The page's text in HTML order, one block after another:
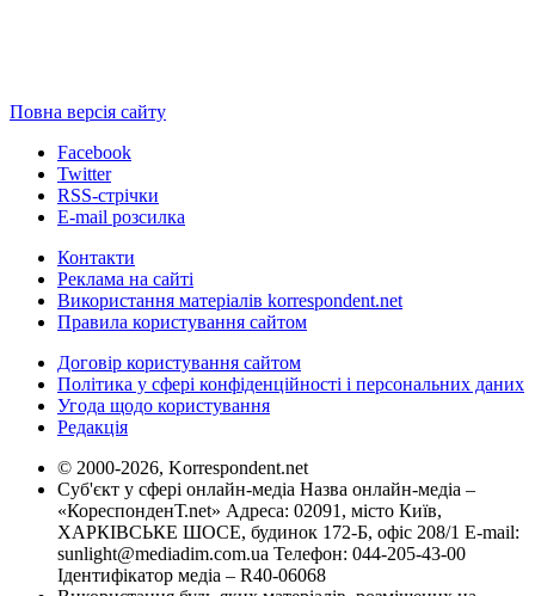
Повна версія сайту
Facebook
Twitter
RSS-стрічки
E-mail розсилка
Контакти
Реклама на сайті
Використання матеріалів korrespondent.net
Правила користування сайтом
Договір користування сайтом
Політика у сфері конфіденційності і персональних даних
Угода щодо користування
Редакція
© 2000-2026, Korrespondent.net
Суб'єкт у сфері онлайн-медіа Назва онлайн-медіа –
«КореспонденТ.net» Адреса: 02091, місто Київ,
ХАРКІВСЬКЕ ШОСЕ, будинок 172-Б, офіс 208/1 E-mail:
sunlight@mediadim.com.ua Телефон: 044-205-43-00
Ідентифікатор медіа – R40-06068